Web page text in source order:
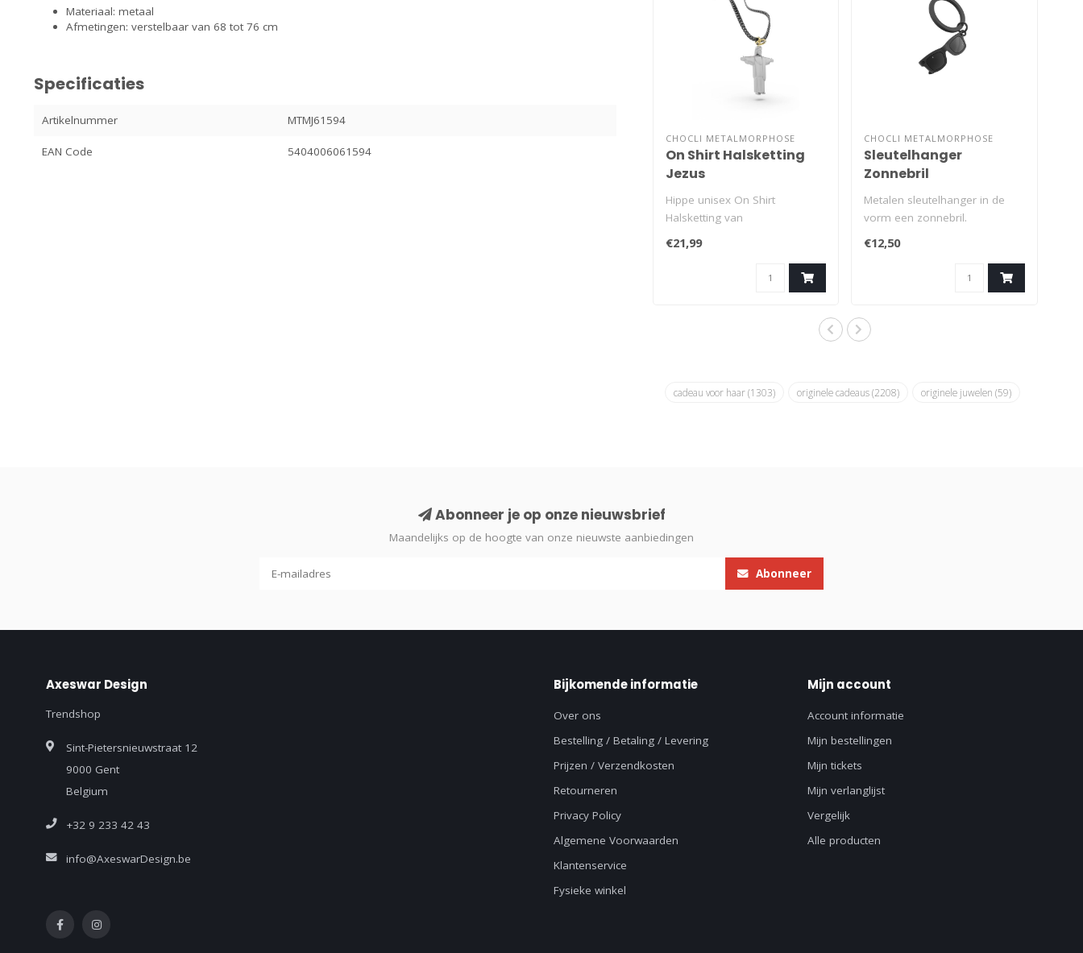
Materiaal: metaal
Afmetingen: verstelbaar van 68 tot 76 cm
Specificaties
Artikelnummer MTMJ61594
EAN Code 5404006061594
CHOCLI METALMORPHOSE
On Shirt Halsketting
Jezus
Hippe unisex On Shirt
Halsketting van
hanger. Draag deze..
€21,99
CHOCLI METALMORPHOSE
Sleutelhanger
Zonnebril
Metalen sleutelhanger in de
vorm een zonnebril.
€12,50
cadeau voor haar(1303) originele cadeaus(2208) originele juwelen(59)
Abonneer je op onze nieuwsbrief
Maandelijks op de hoogte van onze nieuwste aanbiedingen
Abonneer
Axeswar Design
Trendshop
Sint-Pietersnieuwstraat 12
9000 Gent
Belgium
+32 9 233 42 43
info@AxeswarDesign.be
Bijkomende informatie
Over ons
Bestelling / Betaling / Levering
Prijzen / Verzendkosten
Retourneren
Privacy Policy
Algemene Voorwaarden
Klantenservice
Fysieke winkel
Mijn account
Account informatie
Mijn bestellingen
Mijn tickets
Mijn verlanglijst
Vergelijk
Alle producten